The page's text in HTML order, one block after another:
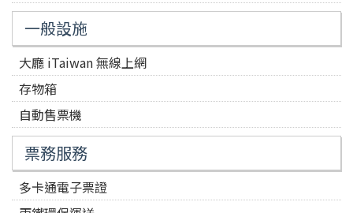
一般設施
大廳 iTaiwan 無線上網
存物箱
自動售票機
票務服務
多卡通電子票證